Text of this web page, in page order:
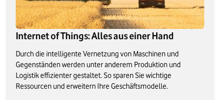
Internet of Things: Alles aus einer Hand
Durch die intelligente Vernetzung von Maschinen und
Gegenständen werden unter anderem Produktion und
Logistik effizienter gestaltet. So sparen Sie wichtige
Ressourcen und erweitern Ihre Geschäftsmodelle.